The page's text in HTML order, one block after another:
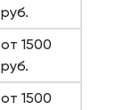
руб.
от 1500
руб.
от 1500